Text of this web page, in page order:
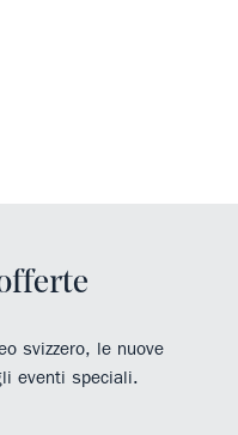
svizzero, le nuove
eventi speciali.